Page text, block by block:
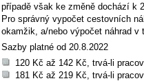
případě však ke změně dochází k
Pro správný vypočet cestovních
okamžik, a/nebo výpočet náhrad v
Sazby platné od 20.8.2022
120 Kč až 142 Kč, trvá-li
181 Kč až 219 Kč, trvá-li